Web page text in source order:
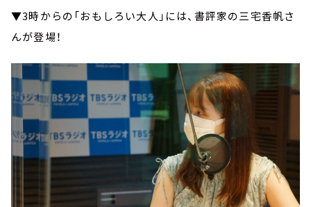
▼3時からの「おもしろい大人」には、書評家の三宅香帆さ
んが登場！